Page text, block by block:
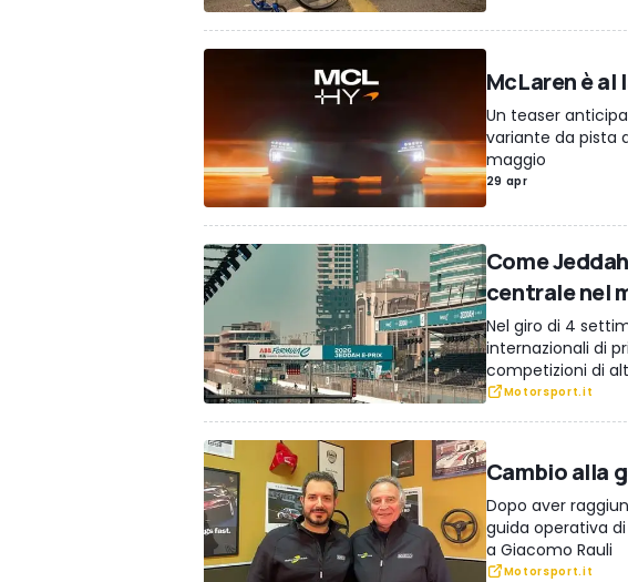
McLaren è al
Un teaser
variante da pista
maggio
29 apr
Come
centrale nel
Nel giro di 4
internazionali di
competizioni di
Motorsport.it
Cambio alla
Dopo aver
guida operativa
a Giacomo Rauli
Motorsport.it